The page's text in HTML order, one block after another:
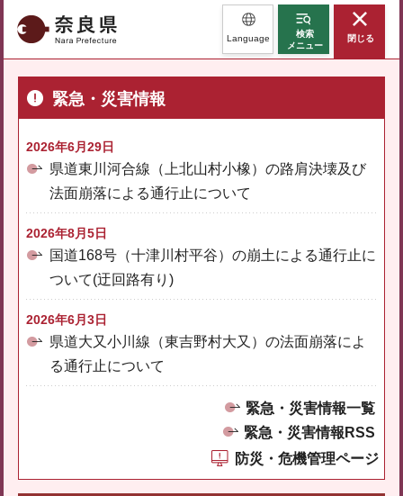
奈良県 Language
検索
メニュー
閉じる
緊急・災害情報
2026年6月29日
県道東川河合線（上北山村小橡）の路肩決壊及び
法面崩落による通行止について
2026年8月5日
国道168号（十津川村平谷）の崩土による通行止に
ついて(迂回路有り)
2026年6月3日
県道大又小川線（東吉野村大又）の法面崩落によ
る通行止について
緊急・災害情報一覧
緊急・災害情報RSS
防災・危機管理ページ